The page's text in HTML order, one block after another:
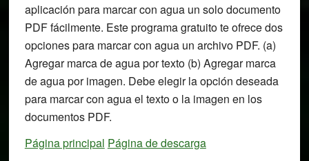
aplicación para marcar con agua un solo documento
PDF fácilmente. Este programa gratuito te ofrece dos
opciones para marcar con agua un archivo PDF. (a)
Agregar marca de agua por texto (b) Agregar marca
de agua por imagen. Debe elegir la opción deseada
para marcar con agua el texto o la imagen en los
documentos PDF.
Página principal Página de descarga